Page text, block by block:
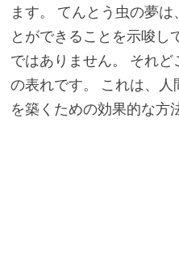
ます。 てんとう虫の夢
とができることを示唆し
ではありません。 それ
の表れです。 これは、
を築くための効果的な方